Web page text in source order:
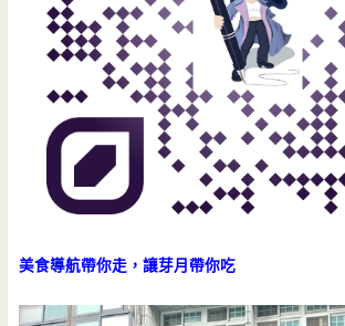
美食導航帶你走，讓芽月帶你吃